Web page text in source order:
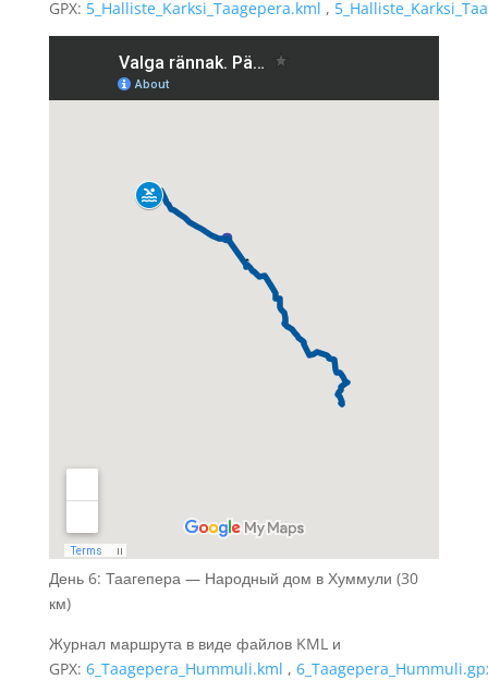
GPX: 5_Halliste_Karksi_Taagepera.kml ,
День 6: Таагепера — Народный дом в Хуммули (30
км)
Журнал маршрута в виде файлов KML и
GPX: 6_Taagepera_Hummuli.kml ,